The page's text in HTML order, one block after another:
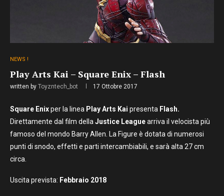
NEWS !
Play Arts Kai – Square Enix – Flash
written by Toyzntech_bot 17 Ottobre 2017
Square Enixper la linea Play Arts Kai presenta Flash.
Direttamente dal film della Justice Leaguearriva il velocista più
famoso del mondo Barry Allen. La Figure è dotata di numerosi
punti di snodo, effetti e parti intercambiabili, e sarà alta 27 cm
circa.
Uscita prevista: Febbraio 2018